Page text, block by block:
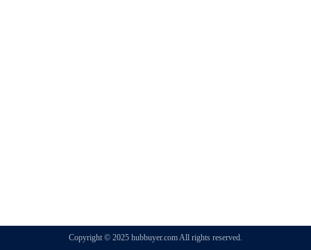
Copyright © 2025 hubbuyer.com All rights reserved.